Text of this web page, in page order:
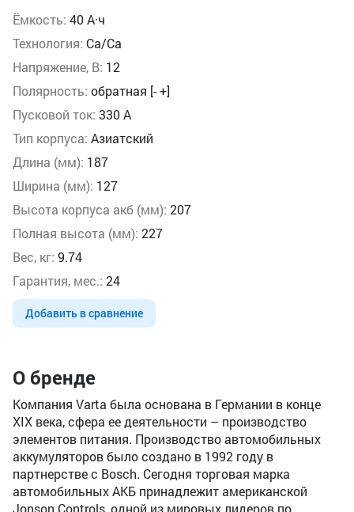
Ёмкость: 40 А·ч
Технология: Ca/Ca
Напряжение, В: 12
Полярность: обратная [- +]
Пусковой ток: 330 А
Тип корпуса: Азиатский
Длина (мм): 187
Ширина (мм): 127
Высота корпуса акб (мм): 207
Полная высота (мм): 227
Вес, кг: 9.74
Гарантия, мес.: 24
Добавить в сравнение
О бренде
Компания Varta была основана в Германии в конце
XIX века, сфера ее деятельности – производство
элементов питания. Производство автомобильных
аккумуляторов было создано в 1992 году в
партнерстве с Bosch. Сегодня торговая марка
автомобильных АКБ принадлежит американской
Jonson Controls, одной из мировых лидеров по